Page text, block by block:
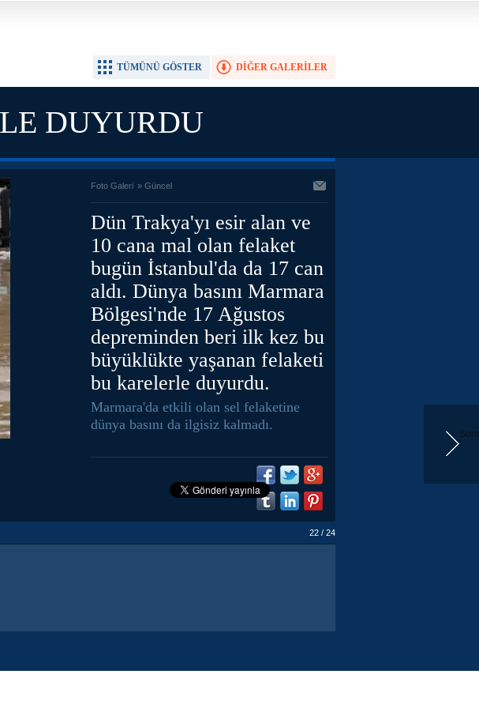
DİĞER GALERİLER
TÜMÜNÜ GÖSTER
DUYURDU
Foto Galeri » Güncel
Dün Trakya'yı esir alan ve
10 cana mal olan felaket
bugün İstanbul'da da 17 can
aldı. Dünya basını Marmara
Bölgesi'nde 17 Ağustos
depreminden beri ilk kez bu
büyüklükte yaşanan felaketi
bu karelerle duyurdu.
Marmara'da etkili olan sel felaketine
dünya basını da ilgisiz kalmadı.
22 / 24